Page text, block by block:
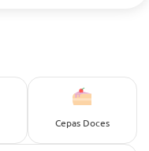
Cepas Doces